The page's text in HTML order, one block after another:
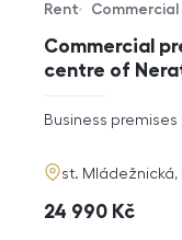
Commercial
centre of
Offer type
Rent
Property type
Commercial
Virtuální prohlídka
rozměry
disposition
Business premises
adresa
st.
cena
24 990 Kč